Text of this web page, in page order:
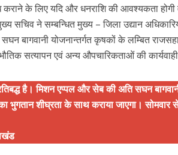
के लिए यदि और धनराशि की आवश्यकता होगी
सचिव ने सम्बन्धित मुख्य – जिला उद्यान
बागवानी योजनान्तर्गत कृषकों के लम्बित
सत्यापन एवं अन्य औपचारिकताओं की कार्यवाही
है। मिशन एप्पल और सेब की अति सघन
भुगतान शीघ्रता के साथ कराया जाएगा। सोमवार